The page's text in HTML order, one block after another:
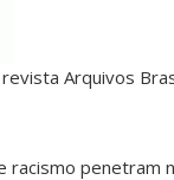
revista Arquivos
penetram